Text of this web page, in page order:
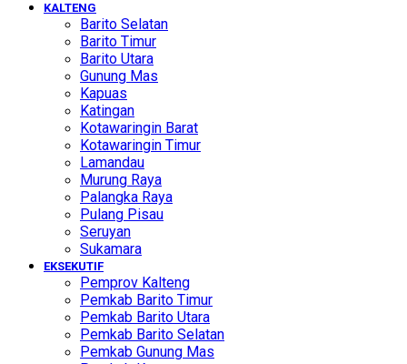
KALTENG
Barito Selatan
Barito Timur
Barito Utara
Gunung Mas
Kapuas
Katingan
Kotawaringin Barat
Kotawaringin Timur
Lamandau
Murung Raya
Palangka Raya
Pulang Pisau
Seruyan
Sukamara
EKSEKUTIF
Pemprov Kalteng
Pemkab Barito Timur
Pemkab Barito Utara
Pemkab Barito Selatan
Pemkab Gunung Mas